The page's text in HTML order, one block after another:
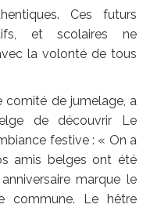
Ces futurs
et scolaires ne
la volonté de tous
comité de jumelage, a
de découvrir Le
festive : « On a
amis belges ont été
marque le
commune. Le hêtre